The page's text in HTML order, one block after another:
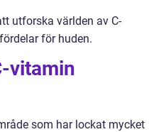
utforska världen av C-
för huden.
vitamin
som har lockat mycket